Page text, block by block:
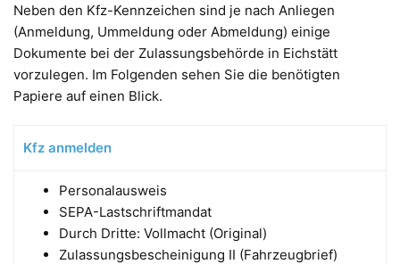
Neben den Kfz-Kennzeichen sind je nach Anliegen
(Anmeldung, Ummeldung oder Abmeldung) einige
Dokumente bei der Zulassungsbehörde in Eichstätt
vorzulegen. Im Folgenden sehen Sie die benötigten
Papiere auf einen Blick.
Kfz anmelden
Personalausweis
SEPA-Lastschriftmandat
Durch Dritte: Vollmacht (Original)
Zulassungsbescheinigung II (Fahrzeugbrief)